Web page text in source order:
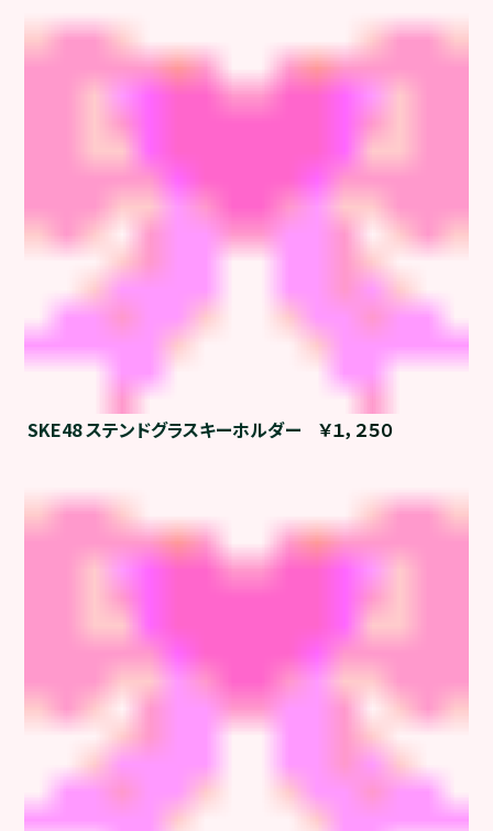
SKE48 ステンドグラスキーホルダー￥１，２５０